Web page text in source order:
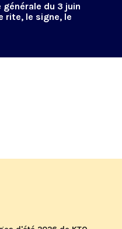
générale du 3 juin
rite, le signe, le